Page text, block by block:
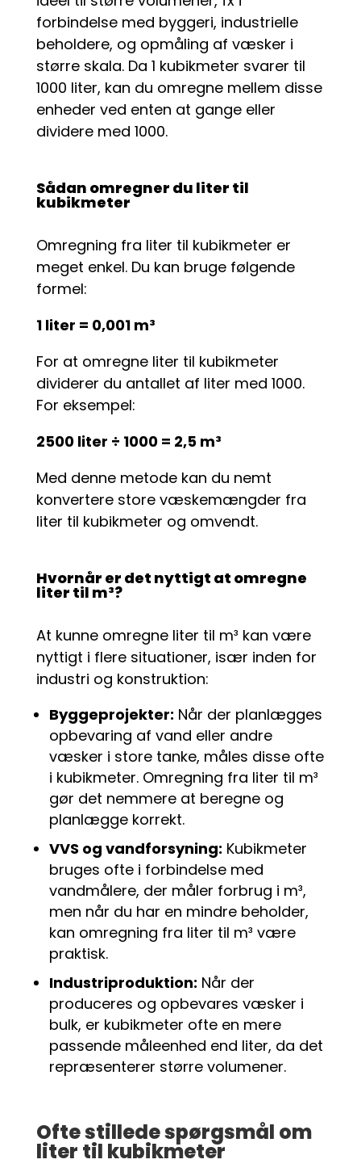
forbindelse med byggeri, industrielle
beholdere, og opmåling af væsker i
større skala. Da 1 kubikmeter svarer til
1000 liter, kan du omregne mellem disse
enheder ved enten at gange eller
dividere med 1000.
Sådan omregner du liter til
kubikmeter
Omregning fra liter til kubikmeter er
meget enkel. Du kan bruge følgende
formel:
1 liter = 0,001 m³
For at omregne liter til kubikmeter
dividerer du antallet af liter med 1000.
For eksempel:
2500 liter ÷ 1000 = 2,5 m³
Med denne metode kan du nemt
konvertere store væskemængder fra
liter til kubikmeter og omvendt.
Hvornår er det nyttigt at omregne
liter til m³?
At kunne omregne liter til m³ kan være
nyttigt i flere situationer, især inden for
industri og konstruktion:
Byggeprojekter: Når der planlægges
opbevaring af vand eller andre
væsker i store tanke, måles disse ofte
i kubikmeter. Omregning fra liter til m³
gør det nemmere at beregne og
planlægge korrekt.
VVS og vandforsyning: Kubikmeter
bruges ofte i forbindelse med
vandmålere, der måler forbrug i m³,
men når du har en mindre beholder,
kan omregning fra liter til m³ være
praktisk.
Industriproduktion: Når der
produceres og opbevares væsker i
bulk, er kubikmeter ofte en mere
passende måleenhed end liter, da det
repræsenterer større volumener.
Ofte stillede spørgsmål om
liter til kubikmeter